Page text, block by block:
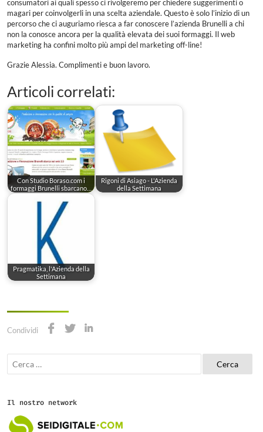
consumatori ai quali spesso ci rivolgeremo per chiedere suggerimenti o
magari per coinvolgerli in una scelta aziendale. Questo è solo l’inizio di un
percorso che ci auguriamo riesca a far conoscere l’azienda Brunelli a chi
non la conosce ancora per la qualità elevata dei suoi formaggi. Il web
marketing ha confini molto più ampi del marketing off-line!
Grazie Alessia. Complimenti e buon lavoro.
Articoli correlati:
Con Studio Boraso.com i
formaggi Brunelli sbarcano…
Rigoni di Asiago - L'Azienda
della Settimana
Pragmatika, l'Azienda della
Settimana
Condividi
r
p
Il nostro network